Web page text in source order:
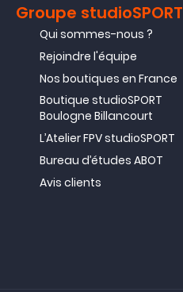
Groupe studioSPORT
Qui sommes-nous ?
Rejoindre l'équipe
Nos boutiques en France
Boutique studioSPORT
Boulogne Billancourt
L’Atelier FPV studioSPORT
Bureau d’études ABOT
Avis clients